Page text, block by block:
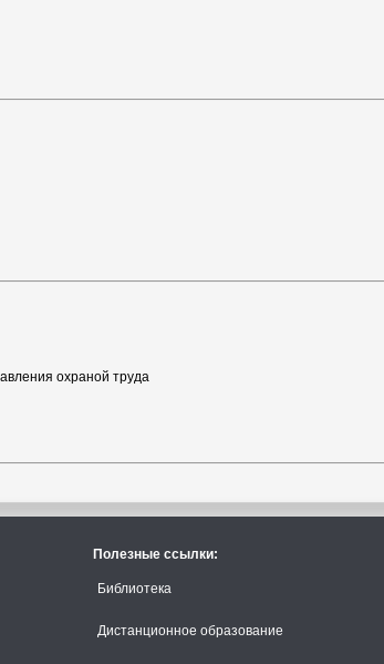
охраной труда
Полезные ссылки:
Библиотека
Дистанционное образование